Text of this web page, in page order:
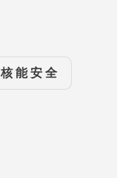
核能安全